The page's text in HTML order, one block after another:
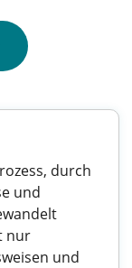
durch
und
nur
und